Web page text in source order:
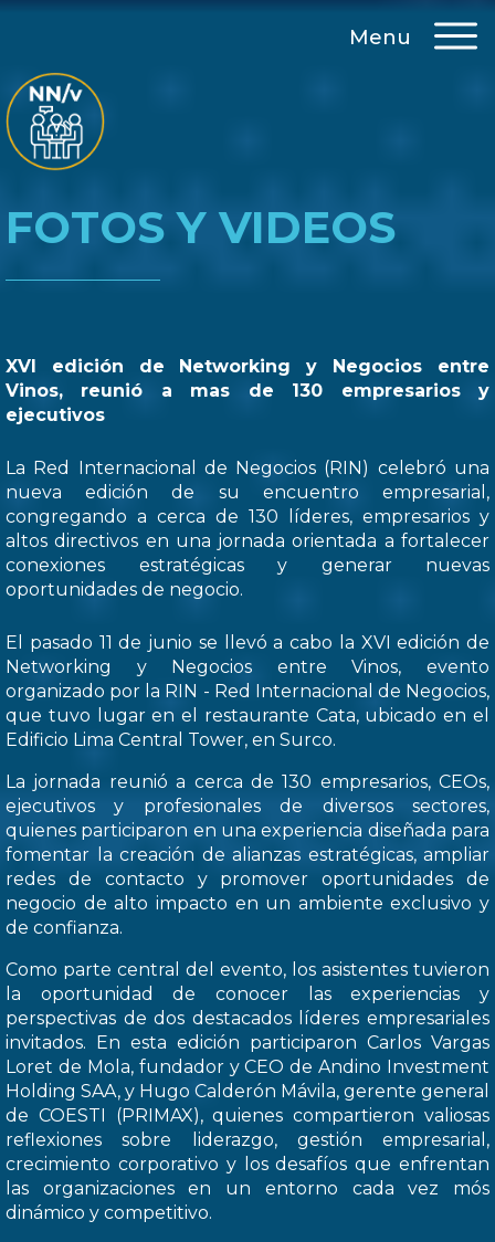
Menu
FOTOS Y VIDEOS
XVI edición de Networking y Negocios entre
Vinos, reunió a mas de 130 empresarios y
ejecutivos
La Red Internacional de Negocios (RIN) celebró una
nueva edición de su encuentro empresarial,
congregando a cerca de 130 líderes, empresarios y
altos directivos en una jornada orientada a fortalecer
conexiones estratégicas y generar nuevas
oportunidades de negocio.
El pasado 11 de junio se llevó a cabo la XVI edición de
Networking y Negocios entre Vinos, evento
organizado por la RIN - Red Internacional de Negocios,
que tuvo lugar en el restaurante Cata, ubicado en el
Edificio Lima Central Tower, en Surco.
La jornada reunió a cerca de 130 empresarios, CEOs,
ejecutivos y profesionales de diversos sectores,
quienes participaron en una experiencia diseñada para
fomentar la creación de alianzas estratégicas, ampliar
redes de contacto y promover oportunidades de
negocio de alto impacto en un ambiente exclusivo y
de confianza.
Como parte central del evento, los asistentes tuvieron
la oportunidad de conocer las experiencias y
perspectivas de dos destacados líderes empresariales
invitados. En esta edición participaron Carlos Vargas
Loret de Mola, fundador y CEO de Andino Investment
Holding SAA, y Hugo Calderón Mávila, gerente general
de COESTI (PRIMAX), quienes compartieron valiosas
reflexiones sobre liderazgo, gestión empresarial,
crecimiento corporativo y los desafíos que enfrentan
las organizaciones en un entorno cada vez mós
dinámico y competitivo.